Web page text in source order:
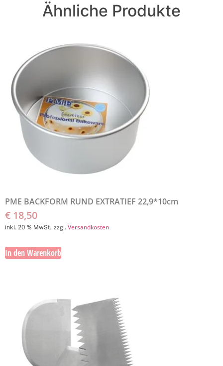
Ähnliche Produkte
PME BACKFORM RUND EXTRATIEF 22,9*10cm
€ 18,50
inkl. 20 % MwSt. zzgl.Versandkosten
In den Warenkorb